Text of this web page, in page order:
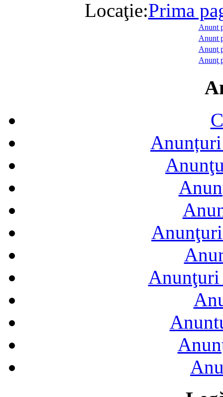
Locaţie:Prima
Anunt
Anunt
Anunţ
Anunţ